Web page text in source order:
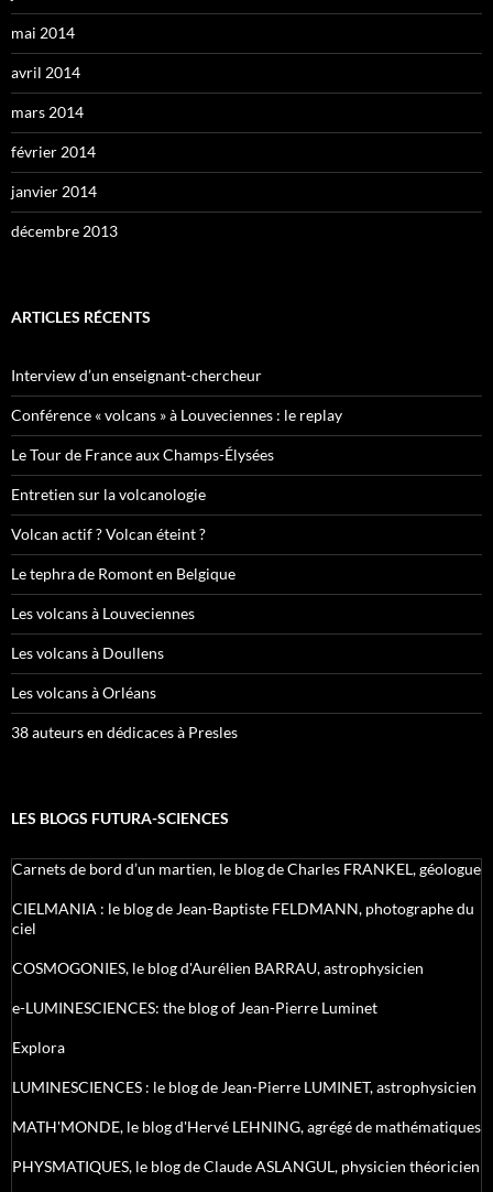
mai 2014
avril 2014
mars 2014
février 2014
janvier 2014
décembre 2013
ARTICLES RÉCENTS
Interview d’un enseignant-chercheur
Conférence « volcans » à Louveciennes : le replay
Le Tour de France aux Champs-Élysées
Entretien sur la volcanologie
Volcan actif ? Volcan éteint ?
Le tephra de Romont en Belgique
Les volcans à Louveciennes
Les volcans à Doullens
Les volcans à Orléans
38 auteurs en dédicaces à Presles
LES BLOGS FUTURA-SCIENCES
Carnets de bord d’un martien, le blog de Charles FRANKEL, géologue
CIELMANIA : le blog de Jean-Baptiste FELDMANN, photographe du
ciel
COSMOGONIES, le blog d'Aurélien BARRAU, astrophysicien
e-LUMINESCIENCES: the blog of Jean-Pierre Luminet
Explora
LUMINESCIENCES : le blog de Jean-Pierre LUMINET, astrophysicien
MATH'MONDE, le blog d'Hervé LEHNING, agrégé de mathématiques
PHYSMATIQUES, le blog de Claude ASLANGUL, physicien théoricien